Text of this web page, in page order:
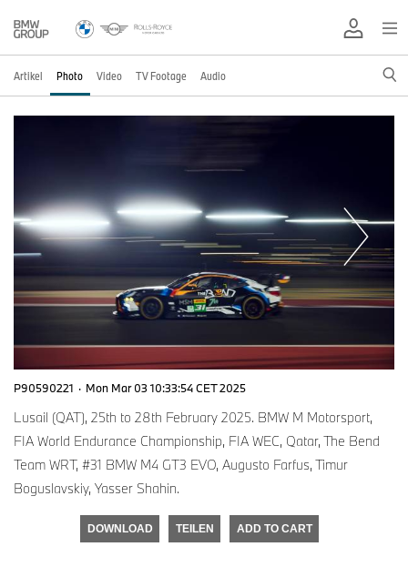
Artikel Photo Video TV Footage Audio
P90590221 · Mon Mar 03 10:33:54 CET 2025
Lusail (QAT), 25th to 28th February 2025. BMW M Motorsport,
FIA World Endurance Championship, FIA WEC, Qatar, The Bend
Team WRT, #31 BMW M4 GT3 EVO, Augusto Farfus, Timur
Boguslavskiy, Yasser Shahin.
DOWNLOAD TEILEN ADD TO CART